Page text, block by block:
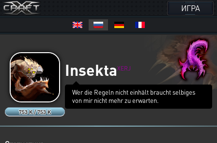
ИГРА
753 K / 753 K
InsektaXERJ
Wer die Regeln nicht einhält braucht selbiges
von mir nicht mehr zu erwarten.